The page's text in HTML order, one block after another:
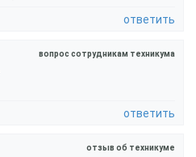
ответить
вопрос сотрудникам техникума
ответить
отзыв об техникуме